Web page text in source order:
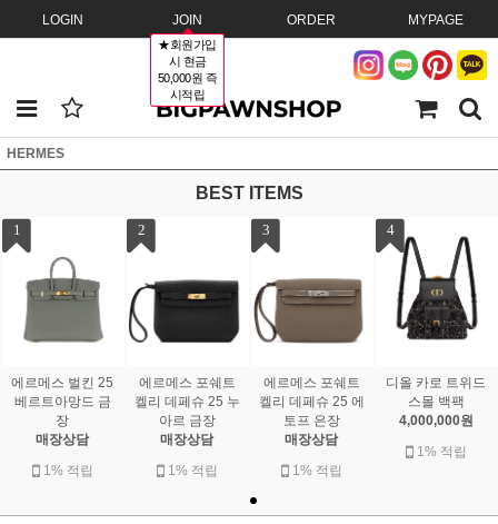
LOGIN JOIN
★회원가입
시 현금
50,000원 즉
시적립
ORDER MYPAGE
HERMES
BEST ITEMS
1
에르메스 벌킨 25
베르트아망드 금
장
매장상담
1% 적립
2
에르메스 포쉐트
켈리 데페슈 25 누
아르 금장
매장상담
1% 적립
3
에르메스 포쉐트
켈리 데페슈 25 에
토프 은장
매장상담
1% 적립
4
디올 카로 트위드
스몰 백팩
4,000,000원
1% 적립